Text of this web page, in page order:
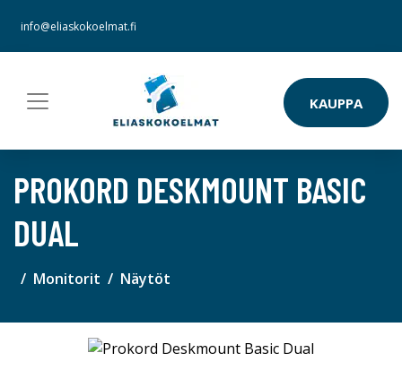
info@eliaskokoelmat.fi
KAUPPA
PROKORD DESKMOUNT BASIC
DUAL
Monitorit Näytöt